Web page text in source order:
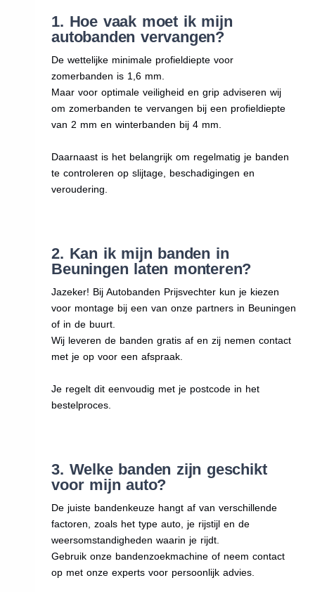
1. Hoe vaak moet ik mijn
autobanden vervangen?
De wettelijke minimale profieldiepte voor
zomerbanden is 1,6 mm.
Maar voor optimale veiligheid en grip adviseren wij
om zomerbanden te vervangen bij een profieldiepte
van 2 mm en winterbanden bij 4 mm.
Daarnaast is het belangrijk om regelmatig je banden
te controleren op slijtage, beschadigingen en
veroudering.
2. Kan ik mijn banden in
Beuningen laten monteren?
Jazeker! Bij Autobanden Prijsvechter kun je kiezen
voor montage bij een van onze partners in Beuningen
of in de buurt.
Wij leveren de banden gratis af en zij nemen contact
met je op voor een afspraak.
Je regelt dit eenvoudig met je postcode in het
bestelproces.
3. Welke banden zijn geschikt
voor mijn auto?
De juiste bandenkeuze hangt af van verschillende
factoren, zoals het type auto, je rijstijl en de
weersomstandigheden waarin je rijdt.
Gebruik onze bandenzoekmachine of neem contact
op met onze experts voor persoonlijk advies.